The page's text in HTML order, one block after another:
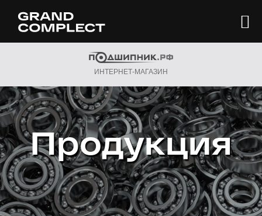
ИНТЕРНЕТ-МАГАЗИН
Продукция